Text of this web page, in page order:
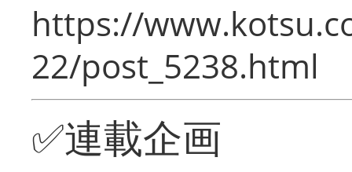
https://
22/post_5238.html
✅連載企画